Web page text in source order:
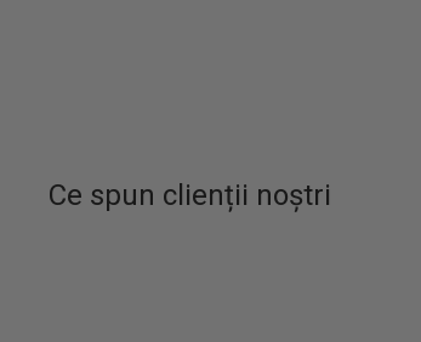
Ce spun clienții noștri